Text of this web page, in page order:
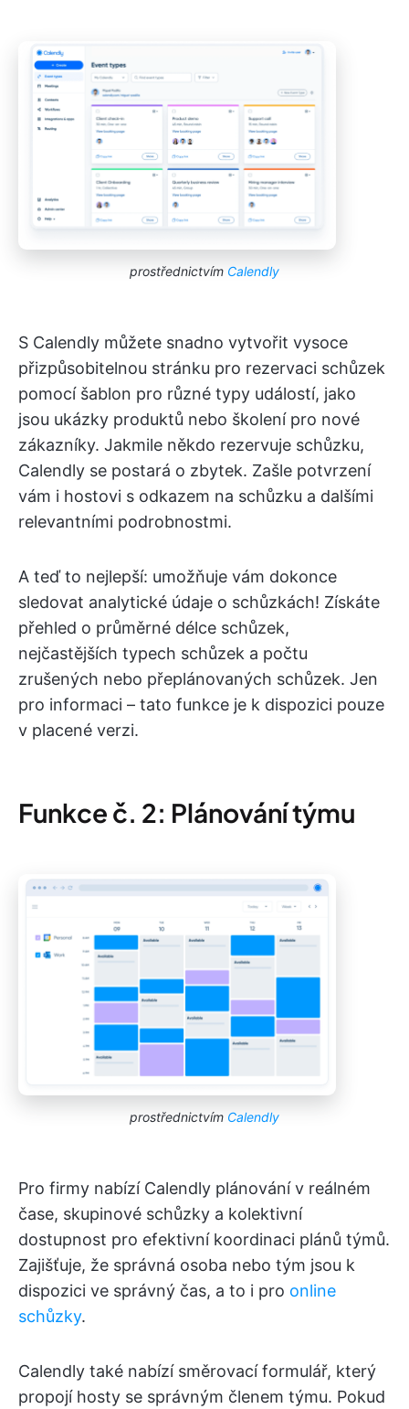
prostřednictvím Calendly
S Calendly můžete snadno vytvořit vysoce
přizpůsobitelnou stránku pro rezervaci schůzek
pomocí šablon pro různé typy událostí, jako
jsou ukázky produktů nebo školení pro nové
zákazníky. Jakmile někdo rezervuje schůzku,
Calendly se postará o zbytek. Zašle potvrzení
vám i hostovi s odkazem na schůzku a dalšími
relevantními podrobnostmi.
A teď to nejlepší: umožňuje vám dokonce
sledovat analytické údaje o schůzkách! Získáte
přehled o průměrné délce schůzek,
nejčastějších typech schůzek a počtu
zrušených nebo přeplánovaných schůzek. Jen
pro informaci – tato funkce je k dispozici pouze
v placené verzi.
Funkce č. 2: Plánování týmu
prostřednictvím Calendly
Pro firmy nabízí Calendly plánování v reálném
čase, skupinové schůzky a kolektivní
dostupnost pro efektivní koordinaci plánů týmů.
Zajišťuje, že správná osoba nebo tým jsou k
dispozici ve správný čas, a to i pro online
schůzky.
Calendly také nabízí směrovací formulář, který
propojí hosty se správným členem týmu. Pokud